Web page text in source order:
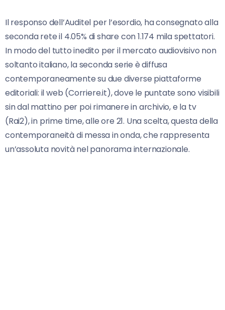
Il responso dell’Auditel per l’esordio, ha consegnato alla
seconda rete il 4.05% di share con 1.174 mila spettatori.
In modo del tutto inedito per il mercato audiovisivo non
soltanto italiano, la seconda serie è diffusa
contemporaneamente su due diverse piattaforme
editoriali: il web (Corriere.it), dove le puntate sono visibili
sin dal mattino per poi rimanere in archivio, e la tv
(Rai2), in prime time, alle ore 21. Una scelta, questa della
contemporaneità di messa in onda, che rappresenta
un’assoluta novità nel panorama internazionale.